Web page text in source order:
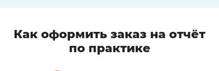
Как оформить заказ на отчёт
по практике